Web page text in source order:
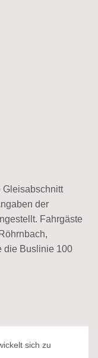
Gleisabschnitt
der
Fahrgäste
die Buslinie 100
sich zu